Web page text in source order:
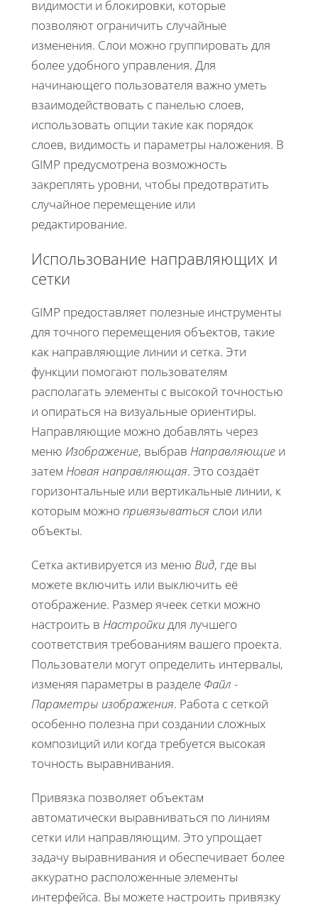
видимости и блокировки, которые
позволяют ограничить случайные
изменения. Слои можно группировать для
более удобного управления. Для
начинающего пользователя важно уметь
взаимодействовать с панелью слоев,
использовать опции такие как порядок
слоев, видимость и параметры наложения. В
GIMP предусмотрена возможность
закреплять уровни, чтобы предотвратить
случайное перемещение или
редактирование.
Использование направляющих и
сетки
GIMP предоставляет полезные инструменты
для точного перемещения объектов, такие
как направляющие линии и сетка. Эти
функции помогают пользователям
располагать элементы с высокой точностью
и опираться на визуальные ориентиры.
Направляющие можно добавлять через
меню Изображение, выбрав Направляющие и
затем Новая направляющая. Это создаёт
горизонтальные или вертикальные линии, к
которым можно привязываться слои или
объекты.
Сетка активируется из меню Вид, где вы
можете включить или выключить её
отображение. Размер ячеек сетки можно
настроить в Настройкидля лучшего
соответствия требованиям вашего проекта.
Пользователи могут определить интервалы,
изменяя параметры в разделе Файл -
Параметры изображения. Работа с сеткой
особенно полезна при создании сложных
композиций или когда требуется высокая
точность выравнивания.
Привязка позволяет объектам
автоматически выравниваться по линиям
сетки или направляющим. Это упрощает
задачу выравнивания и обеспечивает более
аккуратно расположенные элементы
интерфейса. Вы можете настроить привязку